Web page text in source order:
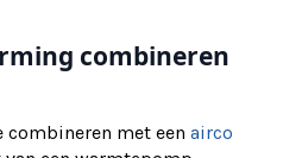
combineren
met een airco